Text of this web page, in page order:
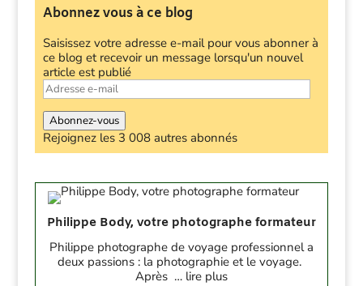
Abonnez vous à ce blog
Saisissez votre adresse e-mail pour vous abonner à
ce blog et recevoir un message lorsqu'un nouvel
article est publié
Adresse
e-
mail
Abonnez-vous
Rejoignez les 3 008 autres abonnés
Philippe Body, votre photographe formateur
Philippe photographe de voyage professionnel a
deux passions : la photographie et le voyage.
Après … lire plus